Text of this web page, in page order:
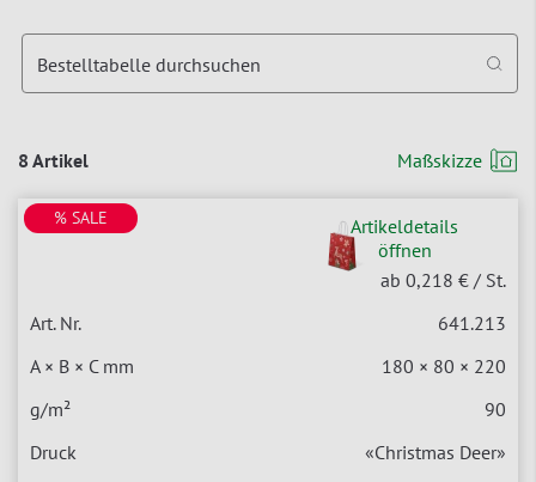
8 Artikel Maßskizze
Bestelltabelle durchsuchen
Artikeldetails
öffnen
ab 0,218 € / St.
641.213
180 × 80 × 220
90
«Christmas Deer»
% SALE